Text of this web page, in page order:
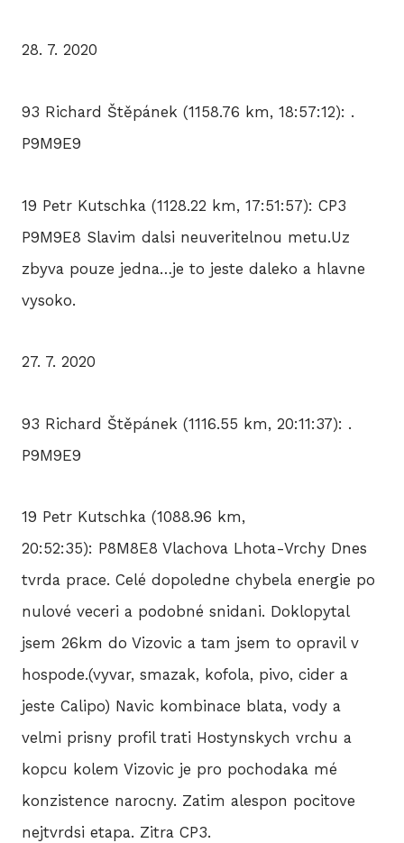
28. 7. 2020
93 Richard Štěpánek (1158.76 km, 18:57:12): .
P9M9E9
19 Petr Kutschka (1128.22 km, 17:51:57): CP3
P9M9E8 Slavim dalsi neuveritelnou metu.Uz
zbyva pouze jedna…je to jeste daleko a hlavne
vysoko.
27. 7. 2020
93 Richard Štěpánek (1116.55 km, 20:11:37): .
P9M9E9
19 Petr Kutschka (1088.96 km,
20:52:35): P8M8E8 Vlachova Lhota-Vrchy Dnes
tvrda prace. Celé dopoledne chybela energie po
nulové veceri a podobné snidani. Doklopytal
jsem 26km do Vizovic a tam jsem to opravil v
hospode.(vyvar, smazak, kofola, pivo, cider a
jeste Calipo) Navic kombinace blata, vody a
velmi prisny profil trati Hostynskych vrchu a
kopcu kolem Vizovic je pro pochodaka mé
konzistence narocny. Zatim alespon pocitove
nejtvrdsi etapa. Zitra CP3.